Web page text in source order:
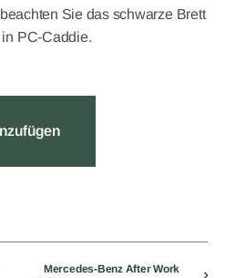
Sie das schwarze Brett
PC-Caddie.
Mercedes-Benz After Work